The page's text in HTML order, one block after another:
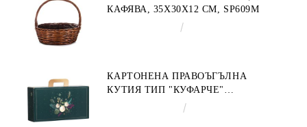
КАФЯВА, 35X30X12 СМ, SP609M
КАРТОНЕНА ПРАВОЪГЪЛНА
КУТИЯ ТИП "КУФАРЧЕ"
ENCHANTED NATURE, ЗЕЛЕНО/